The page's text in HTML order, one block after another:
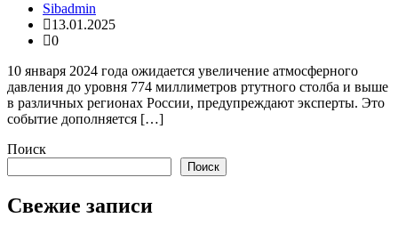
Sibadmin
13.01.2025
0
10 января 2024 года ожидается увеличение атмосферного
давления до уровня 774 миллиметров ртутного столба и выше
в различных регионах России, предупреждают эксперты. Это
событие дополняется […]
Поиск
Поиск
Свежие записи